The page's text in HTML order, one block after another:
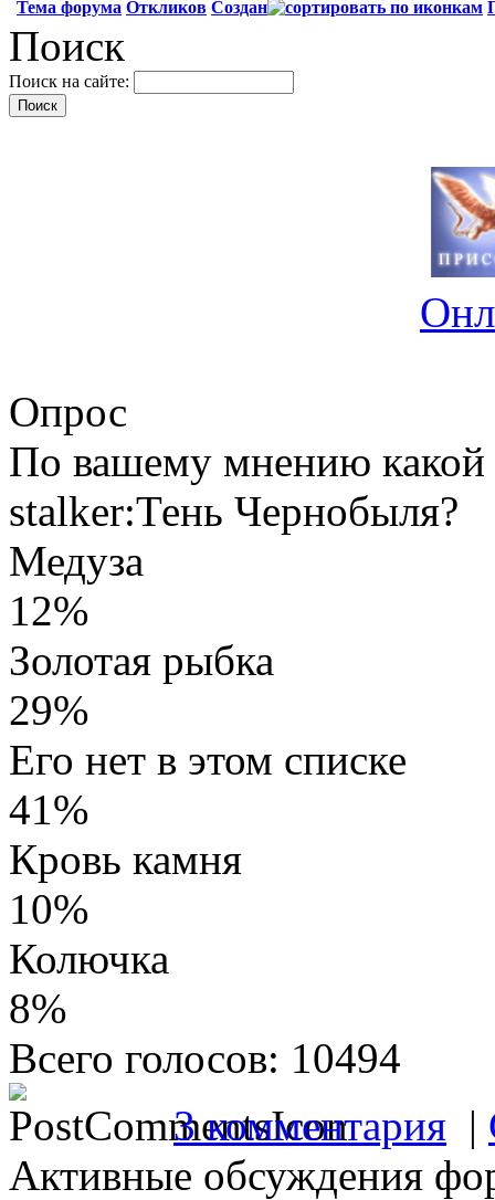
Тема форума Откликов Создан
Поиск
Поиск на сайте:
Опрос
По вашему мнению
stalker:Тень Чернобыля?
Медуза
12%
Золотая рыбка
29%
Его нет в этом списке
41%
Кровь камня
10%
Колючка
8%
Всего голосов: 10494
3 комментария |
Активные обсуждения